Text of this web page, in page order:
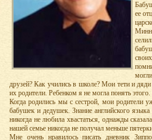
ее
друзей? Как учились в школе? Мои тети и
их родители. Ребенком я не могла понять
Когда родились мы с сестрой, мои родители
бабушек и дедушек. Знание английского
никогда не любила хвастаться, однажды
нашей семье никогда не получал меньше
Мне очень нравилось писать дневник